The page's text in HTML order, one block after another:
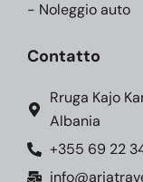
- Noleggio auto
Contatto
Rruga Kajo
Albania
+355 69 22